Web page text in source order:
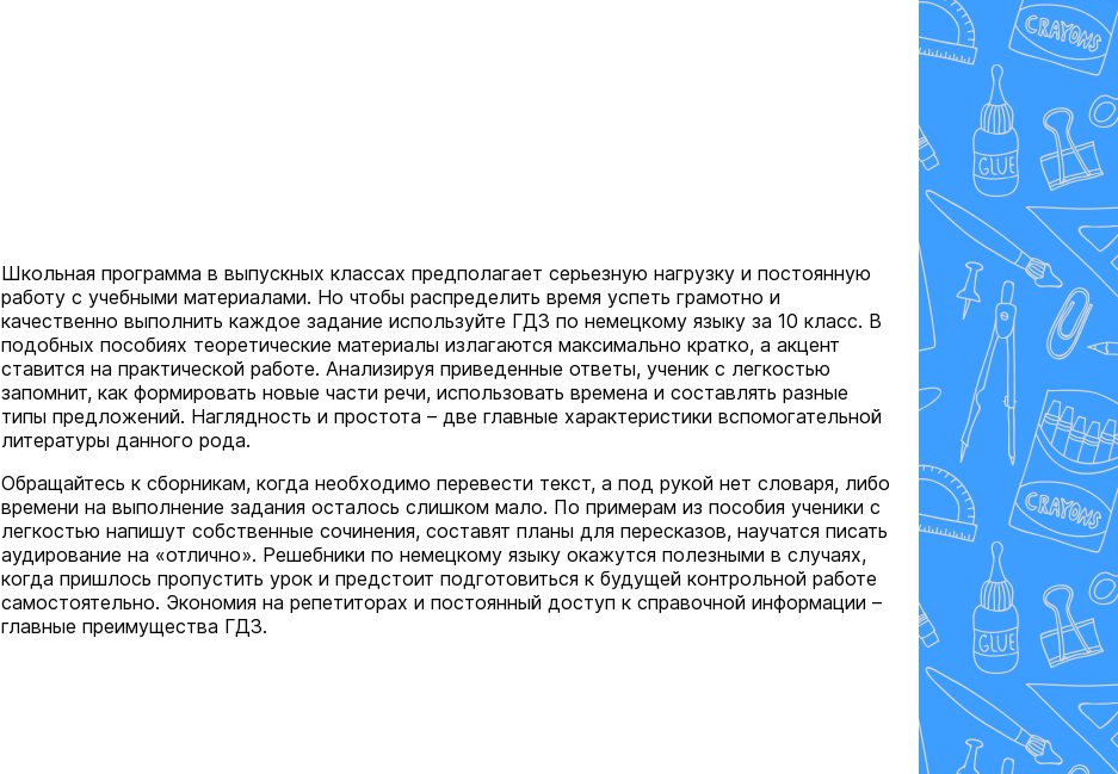
Школьная программа в выпускных классах предполагает серьезную нагрузку и постоянную
работу с учебными материалами. Но чтобы распределить время успеть грамотно и
качественно выполнить каждое задание используйте ГДЗ по немецкому языку за 10 класс. В
подобных пособиях теоретические материалы излагаются максимально кратко, а акцент
ставится на практической работе. Анализируя приведенные ответы, ученик с легкостью
запомнит, как формировать новые части речи, использовать времена и составлять разные
типы предложений. Наглядность и простота – две главные характеристики вспомогательной
литературы данного рода.
Обращайтесь к сборникам, когда необходимо перевести текст, а под рукой нет словаря, либо
времени на выполнение задания осталось слишком мало. По примерам из пособия ученики с
легкостью напишут собственные сочинения, составят планы для пересказов, научатся писать
аудирование на «отлично». Решебники по немецкому языку окажутся полезными в случаях,
когда пришлось пропустить урок и предстоит подготовиться к будущей контрольной работе
самостоятельно. Экономия на репетиторах и постоянный доступ к справочной информации –
главные преимущества ГДЗ.